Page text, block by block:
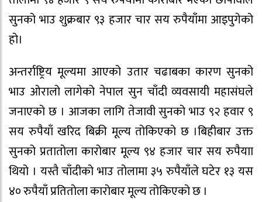
सुनको भाउ शुक्रबार ९३ हजार चार सय रुपैयाँमा आइपुगेको
हो।
अन्तर्राष्ट्रिय मूल्यमा आएको उतार चढाबका कारण सुनको
भाउ ओरालो लागेको नेपाल सुन चाँदी व्यवसायी महासंघले
जनाएको छ । आजका लागि तेजावी सुनको भाउ ९२ हवार ९
सय रुपैयाँ खरिद बिक्री मूल्य तोकिएको छ ।बिहीबार उक्त
सुनको प्रतातोला कारोबार मूल्य ९४ हजार चार सय रुपैयाा
थियो । यस्तै चाँदीको भाउ तोलामा ३५ रुपैयाँले घटेर १३ यस
४० रुपैयाँ प्रतितोला कारोबार मूल्य तोकिएको छ ।